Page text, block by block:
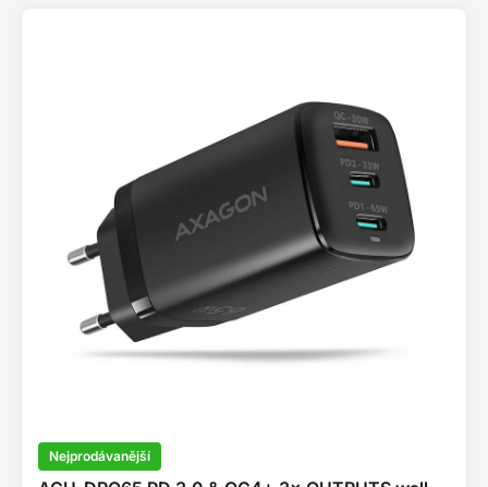
Nejprodávanější